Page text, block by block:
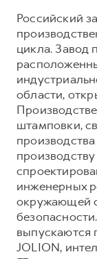
Российский
цикла. Завод
области,
штамповки,
инженерных
окружающей
выпускаются
JOLION,